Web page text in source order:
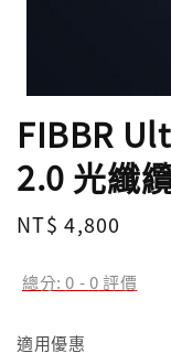
FIBBR
2.0 光纖
Regular
NT$ 4,800
總分:0 -0評價
適用優惠